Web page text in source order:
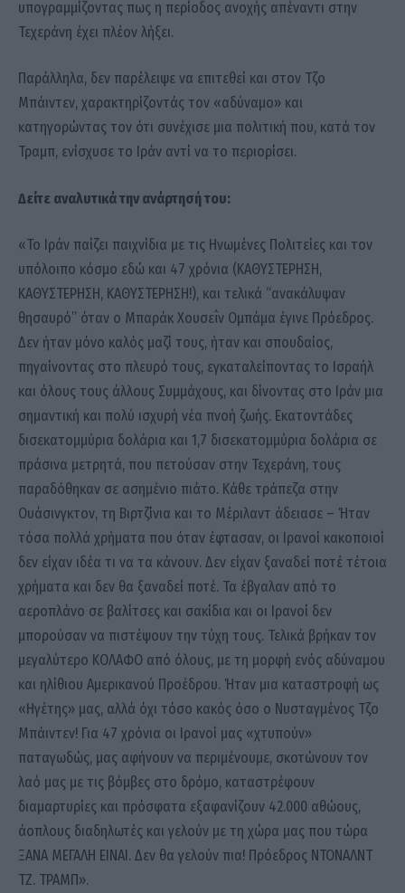
υπογραμμίζοντας πως η περίοδος ανοχής απέναντι στην
Τεχεράνη έχει πλέον λήξει.
Παράλληλα, δεν παρέλειψε να επιτεθεί και στον Τζο
Μπάιντεν, χαρακτηρίζοντάς τον «αδύναμο» και
κατηγορώντας τον ότι συνέχισε μια πολιτική που, κατά τον
Τραμπ, ενίσχυσε το Ιράν αντί να το περιορίσει.
Δείτε αναλυτικά την ανάρτησή του:
«Το Ιράν παίζει παιχνίδια με τις Ηνωμένες Πολιτείες και τον
υπόλοιπο κόσμο εδώ και 47 χρόνια (ΚΑΘΥΣΤΕΡΗΣΗ,
ΚΑΘΥΣΤΕΡΗΣΗ, ΚΑΘΥΣΤΕΡΗΣΗ!), και τελικά “ανακάλυψαν
θησαυρό” όταν ο Μπαράκ Χουσεΐν Ομπάμα έγινε Πρόεδρος.
Δεν ήταν μόνο καλός μαζί τους, ήταν και σπουδαίος,
πηγαίνοντας στο πλευρό τους, εγκαταλείποντας το Ισραήλ
και όλους τους άλλους Συμμάχους, και δίνοντας στο Ιράν μια
σημαντική και πολύ ισχυρή νέα πνοή ζωής. Εκατοντάδες
δισεκατομμύρια δολάρια και 1,7 δισεκατομμύρια δολάρια σε
πράσινα μετρητά, που πετούσαν στην Τεχεράνη, τους
παραδόθηκαν σε ασημένιο πιάτο. Κάθε τράπεζα στην
Ουάσινγκτον, τη Βιρτζίνια και το Μέριλαντ άδειασε – Ήταν
τόσα πολλά χρήματα που όταν έφτασαν, οι Ιρανοί κακοποιοί
δεν είχαν ιδέα τι να τα κάνουν. Δεν είχαν ξαναδεί ποτέ τέτοια
χρήματα και δεν θα ξαναδεί ποτέ. Τα έβγαλαν από το
αεροπλάνο σε βαλίτσες και σακίδια και οι Ιρανοί δεν
μπορούσαν να πιστέψουν την τύχη τους. Τελικά βρήκαν τον
μεγαλύτερο ΚΟΛΑΦΟ από όλους, με τη μορφή ενός αδύναμου
και ηλίθιου Αμερικανού Προέδρου. Ήταν μια καταστροφή ως
«Ηγέτης» μας, αλλά όχι τόσο κακός όσο ο Νυσταγμένος Τζο
Μπάιντεν! Για 47 χρόνια οι Ιρανοί μας «χτυπούν»
παταγωδώς, μας αφήνουν να περιμένουμε, σκοτώνουν τον
λαό μας με τις βόμβες στο δρόμο, καταστρέφουν
διαμαρτυρίες και πρόσφατα εξαφανίζουν 42.000 αθώους,
άοπλους διαδηλωτές και γελούν με τη χώρα μας που τώρα
ΞΑΝΑ ΜΕΓΑΛΗ ΕΙΝΑΙ. Δεν θα γελούν πια! Πρόεδρος ΝΤΟΝΑΛΝΤ
ΤΖ. ΤΡΑΜΠ».